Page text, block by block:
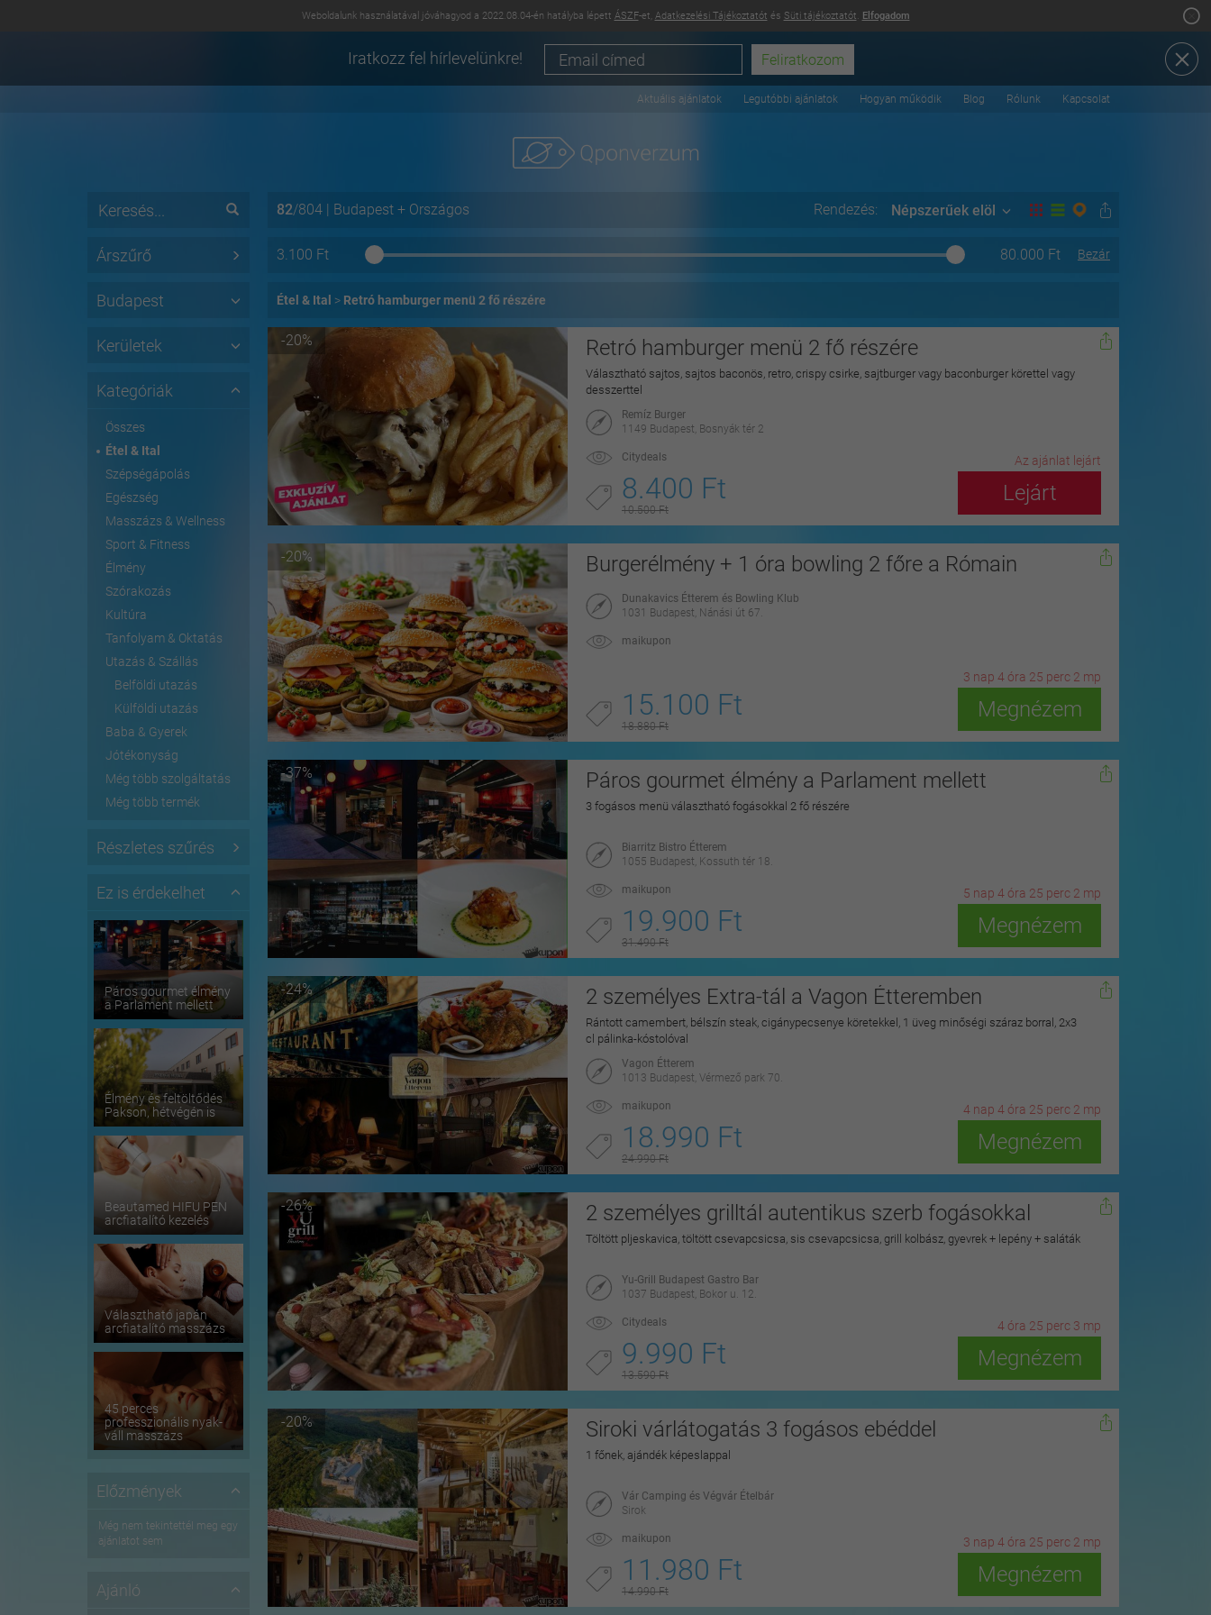
Weboldalunk használatával jóváhagyod a 2022.08.04-én hatályba lépett ÁSZF-et, Adatkezelési Tájékoztatót és Süti tájékoztatót. Elfogadom
Iratkozz fel hírlevelünkre!
Aktuális ajánlatok Legutóbbi ajánlatok Hogyan működik Blog Rólunk Kapcsolat
Árszűrő
Budapest
Kerületek
Kategóriák
Összes
Étel & Ital
Szépségápolás
Egészség
Masszázs & Wellness
Sport & Fitness
Élmény
Szórakozás
Kultúra
Tanfolyam & Oktatás
Utazás & Szállás
Belföldi utazás
Külföldi utazás
Baba & Gyerek
Jótékonyság
Még több szolgáltatás
Még több termék
Részletes szűrés
Ez is érdekelhet
Páros gourmet élmény
a Parlament mellett
Élmény és feltöltődés
Pakson, hétvégén is
Beautamed HIFU PEN
arcfiatalító kezelés
Választható japán
arcfiatalító masszázs
45 perces
professzionális nyak-
váll masszázs
Előzmények
Még nem tekintettél meg egy
ajánlatot sem
Ajánló
82/804 | Budapest + Országos Rendezés: Népszerűek elöl
3.100 Ft Bezár
80.000 Ft
Étel & Ital Retró hamburger menü 2 fő részére
-20% Retró hamburger menü 2 fő részére
Választható sajtos, sajtos baconös, retro, crispy csirke, sajtburger vagy baconburger körettel vagy
desszerttel
Remíz Burger
1149 Budapest, Bosnyák tér 2
Citydeals Az ajánlat lejárt
8.400 Ft
10.500 Ft
Lejárt
-20% Burgerélmény + 1 óra bowling 2 főre a Rómain
Dunakavics Étterem és Bowling Klub
1031 Budapest, Nánási út 67.
maikupon
3 nap 4 óra 25 perc 0 mp
15.100 Ft
18.880 Ft
Megnézem
-37% Páros gourmet élmény a Parlament mellett
3 fogásos menü választható fogásokkal 2 fő részére
Biarritz Bistro Étterem
1055 Budapest, Kossuth tér 18.
maikupon 5 nap 4 óra 25 perc 0 mp
19.900 Ft
31.490 Ft
Megnézem
-24% 2 személyes Extra-tál a Vagon Étteremben
Rántott camembert, bélszín steak, cigánypecsenye köretekkel, 1 üveg minőségi száraz borral, 2x3
cl pálinka-kóstolóval
Vagon Étterem
1013 Budapest, Vérmező park 70.
maikupon 4 nap 4 óra 25 perc 0 mp
18.990 Ft
24.990 Ft
Megnézem
-26% 2 személyes grilltál autentikus szerb fogásokkal
Töltött pljeskavica, töltött csevapcsicsa, sis csevapcsicsa, grill kolbász, gyevrek + lepény + saláták
Yu-Grill Budapest Gastro Bar
1037 Budapest, Bokor u. 12.
Citydeals 4 óra 25 perc 1 mp
9.990 Ft
13.590 Ft
Megnézem
-20% Siroki várlátogatás 3 fogásos ebéddel
1 főnek, ajándék képeslappal
Vár Camping és Végvár Ételbár
Sirok
maikupon 3 nap 4 óra 25 perc 0 mp
11.980 Ft
14.990 Ft
Megnézem